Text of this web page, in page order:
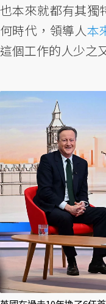
也本來就都有其獨
何時代，領導人本
這個工作的人少之